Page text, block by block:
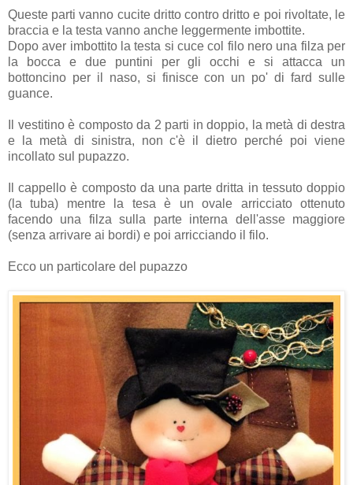
Queste parti vanno cucite dritto contro dritto e poi rivoltate, le
braccia e la testa vanno anche leggermente imbottite.
Dopo aver imbottito la testa si cuce col filo nero una filza per
la bocca e due puntini per gli occhi e si attacca un
bottoncino per il naso, si finisce con un po' di fard sulle
guance.
Il vestitino è composto da 2 parti in doppio, la metà di destra
e la metà di sinistra, non c'è il dietro perché poi viene
incollato sul pupazzo.
Il cappello è composto da una parte dritta in tessuto doppio
(la tuba) mentre la tesa è un ovale arricciato ottenuto
facendo una filza sulla parte interna dell'asse maggiore
(senza arrivare ai bordi) e poi arricciando il filo.
Ecco un particolare del pupazzo